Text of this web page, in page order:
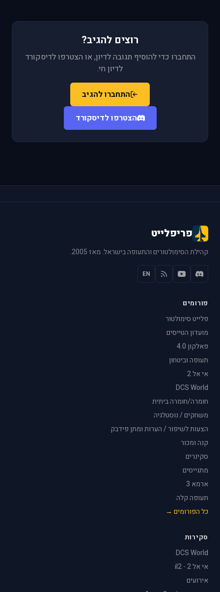
רוצים להגיב?
התחברו כדי להוסיף תגובה לדיון, או הצטרפו לדיסקורד
לדיון חי.
התחברו להגיב
הצטרפו לדיסקורד
פריפלייט
קהילת הסימולטורים והתעופה בישראל. מאז 2005.
EN
פורומים
פלייט סימולטור
מועדון הטייסים
פאלקון 4.0
תעופה וביטחון
אי אל 2
DCS World
חומרה/חומרה ביתית
משחקים / נוסטלגיה
הצעות לשיפור / הערות ומתן פידבק
קנה ומכור
סקינרים
מתגייסים
ארמא 3
תעופה קלה
כל הפורומים →
סקירות
DCS World
אי אל 2 - il2
אירועים